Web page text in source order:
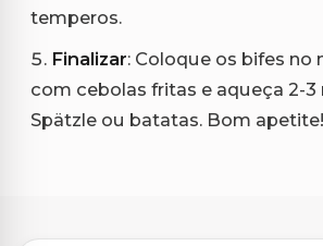
temperos.
Finalizar: Coloque os bifes no
com cebolas fritas e aqueça 2-3
Spätzle ou batatas. Bom apetite!